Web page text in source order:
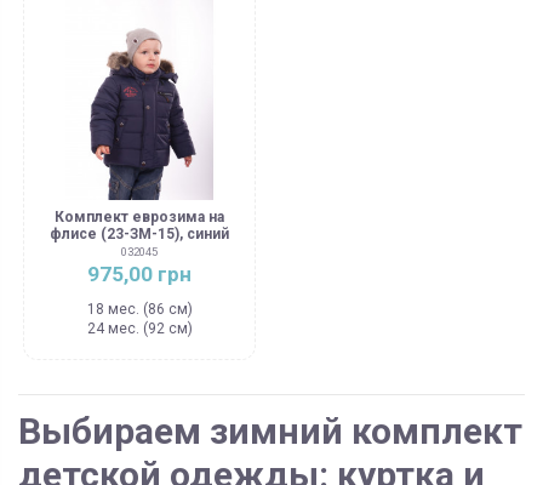
Комплект еврозима на
флисе (23-ЗМ-15), синий
032045
975,00 грн
18 мес. (86 см)
24 мес. (92 см)
Выбираем зимний комплект
детской одежды: куртка и